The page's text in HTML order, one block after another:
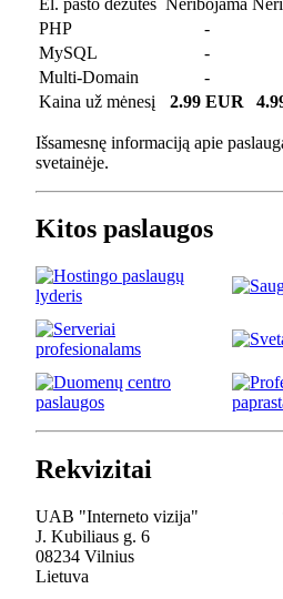
PHP
-
MySQL
-
Multi-Domain
-
Kaina už mėnesį
2.99 EUR
Išsamesnę informaciją apie
svetainėje.
Kitos paslaugos
Rekvizitai
UAB "Interneto vizija"
J. Kubiliaus g. 6
08234 Vilnius
Lietuva